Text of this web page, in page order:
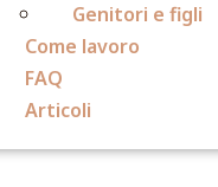
Genitori e figli
Come lavoro
FAQ
Articoli